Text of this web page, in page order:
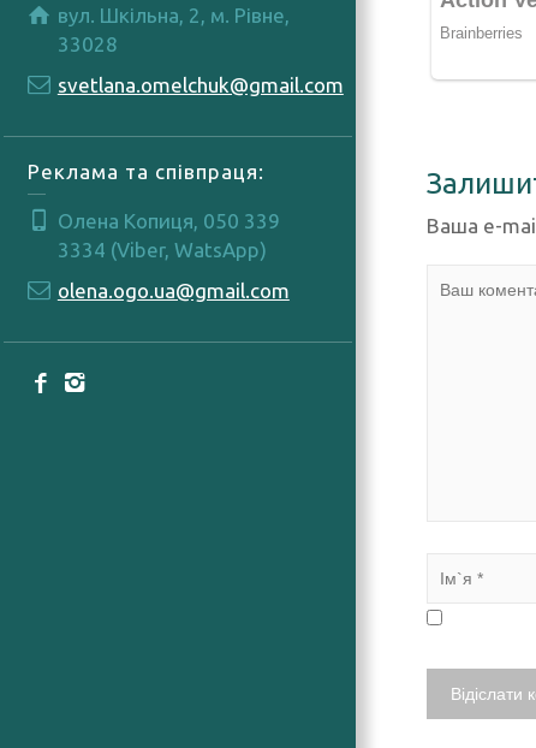
вул. Шкільна, 2, м. Рівне,
33028
svetlana.omelchuk@gmail.com
Реклама та співпраця:
Олена Копиця, 050 339
3334 (Viber, WatsApp)
olena.ogo.ua@gmail.com
Ваша e-